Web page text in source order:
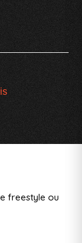
freestyle ou